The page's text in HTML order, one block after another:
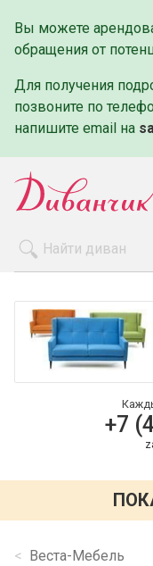
Вы можете
обращения от
Для получения
позвоните по
напишите email на
+7
Веста-Мебель